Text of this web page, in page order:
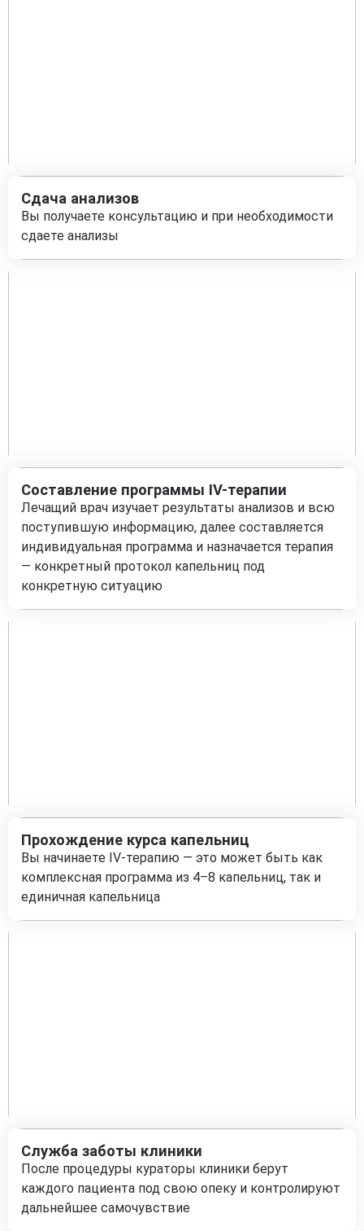
Сдача анализов
Вы получаете консультацию и при необходимости
сдаете анализы
Составление программы IV-терапии
Лечащий врач изучает результаты анализов и всю
поступившую информацию, далее составляется
индивидуальная программа и назначается терапия
— конкретный протокол капельниц под
конкретную ситуацию
Прохождение курса капельниц
Вы начинаете IV-терапию — это может быть как
комплексная программа из 4–8 капельниц, так и
единичная капельница
Служба заботы клиники
После процедуры кураторы клиники берут
каждого пациента под свою опеку и контролируют
дальнейшее самочувствие